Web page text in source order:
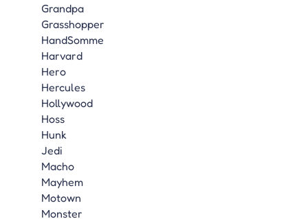
Grandpa
Grasshopper
HandSomme
Harvard
Hero
Hercules
Hollywood
Hoss
Hunk
Jedi
Macho
Mayhem
Motown
Monster